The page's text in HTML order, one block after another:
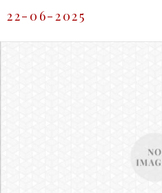
22-06-2025